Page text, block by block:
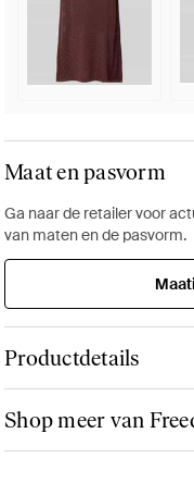
Maat en pasvorm
Ga naar de retailer voor
van maten en de pasvorm.
Productdetails
Shop meer van